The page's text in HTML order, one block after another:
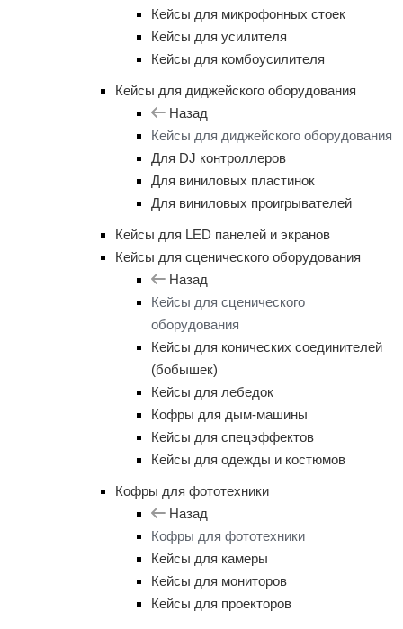
Кейсы для микрофонных стоек
Кейсы для усилителя
Кейсы для комбоусилителя
Кейсы для диджейского оборудования
Назад
Кейсы для диджейского оборудования
Для DJ контроллеров
Для виниловых пластинок
Для виниловых проигрывателей
Кейсы для LED панелей и экранов
Кейсы для сценического оборудования
Назад
Кейсы для сценического
оборудования
Кейсы для конических соединителей
(бобышек)
Кейсы для лебедок
Кофры для дым-машины
Кейсы для спецэффектов
Кейсы для одежды и костюмов
Кофры для фототехники
Назад
Кофры для фототехники
Кейсы для камеры
Кейсы для мониторов
Кейсы для проекторов